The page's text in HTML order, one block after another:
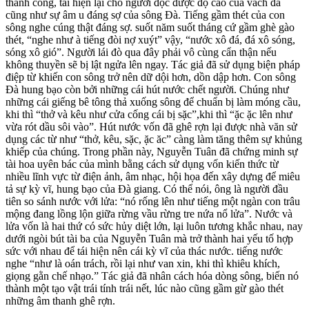
cũng như sự âm u đáng sợ của sông Đà. Tiếng gầm thét của con
sông nghe cúng thật đáng sợ. suốt năm suốt tháng cứ gầm ghè gào
thét, “nghe như à tiếng đòi nợ xuýt” vậy, “nước xô đá, đá xô sóng,
sóng xô gió”. Người lái đò qua đây phải vô cùng cẩn thận nếu
không thuyền sẽ bị lật ngửa lên ngay. Tác giả đã sử dụng biện pháp
điệp từ khiến con sông trở nên dữ dội hơn, dồn dập hơn. Con sông
Đà hung bạo còn bởi những cái hút nước chết người. Chúng như
những cái giếng bê tông thả xuống sông để chuẩn bị làm móng cầu,
khi thì “thở và kêu như cửa cống cái bị sặc”,khi thì “ặc ặc lên như
vừa rót dầu sôi vào”. Hút nước vốn đã ghê rợn lại được nhà văn sử
dụng các từ như “thở, kêu, sặc, ặc ăc” càng làm tăng thêm sự khủng
khiếp của chúng. Trong phần này, Nguyễn Tuân đã chứng minh sự
tài hoa uyên bác của mình bằng cách sử dụng vốn kiến thức từ
nhiều lĩnh vực từ điện ảnh, âm nhạc, hội họa đến xây dựng để miêu
tả sự kỳ vĩ, hung bạo của Đà giang. Có thể nói, ông là người đầu
tiên so sánh nước với lửa: “nó rống lên như tiếng một ngàn con trâu
mộng đang lồng lộn giữa rừng vầu rừng tre nứa nổ lửa”. Nước và
lửa vốn là hai thứ có sức hủy diệt lớn, lại luôn tương khắc nhau, nay
dưới ngòi bút tài ba của Nguyễn Tuân mà trở thành hai yếu tố hợp
sức với nhau để tái hiện nên cái kỳ vĩ của thác nước. tiếng nước
nghe “như là oán trách, rồi lại như van xin, khi thì khiêu khích,
giọng gằn chế nhạo.” Tác giả đã nhân cách hóa dòng sông, biến nó
thành một tạo vật trái tính trái nết, lúc nào cũng gầm gừ gào thét
những âm thanh ghê rợn.